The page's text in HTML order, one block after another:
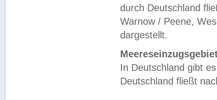
durch Deutschland
Warnow / Peene,
dargestellt.
In Deutschland gibt
Deutschland fließt